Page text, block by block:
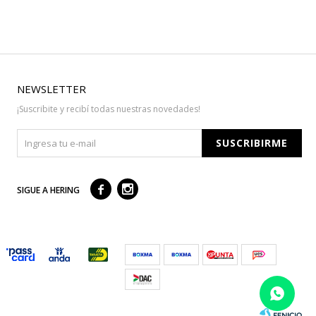
NEWSLETTER
¡Suscribite y recibí todas nuestras novedades!
SUSCRIBIRME
SIGUE A HERING  